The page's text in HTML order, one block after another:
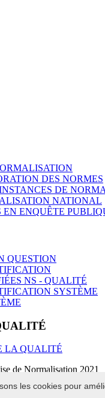
DES NORMES
DE
NATIONAL
EN ENQUÊTE
QUESTION
NS - QUALITÉ
SYSTÈME
LA QUALITÉ
de Normalisation 2021
les cookies pour